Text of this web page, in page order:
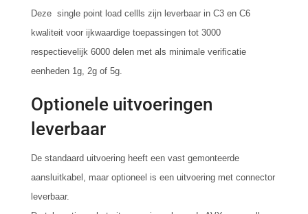
Deze single point load cellls zijn leverbaar in C3 en C6
kwaliteit voor ijkwaardige toepassingen tot 3000
respectievelijk 6000 delen met als minimale verificatie
eenheden 1g, 2g of 5g.
Optionele uitvoeringen
leverbaar
De standaard uitvoering heeft een vast gemonteerde
aansluitkabel, maar optioneel is een uitvoering met connector
leverbaar.